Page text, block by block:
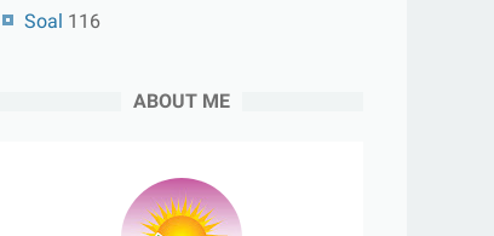
Soal 116
ABOUT ME